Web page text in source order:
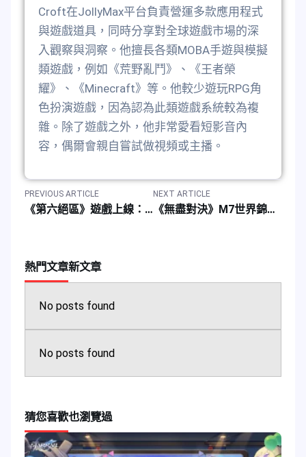
Croft在JollyMax平台負責營運多款應用程式
與遊戲道具，同時分享對全球遊戲市場的深
入觀察與洞察。他擅長各類MOBA手遊與模擬
類遊戲，例如《荒野亂鬥》、《王者榮
耀》、《Minecraft》等。他較少遊玩RPG角
色扮演遊戲，因為認為此類遊戲系統較為複
雜。除了遊戲之外，他非常愛看短影音內
容，偶爾會親自嘗試做視頻或主播。
PREVIOUS ARTICLE
《第六絕區》遊戲上線：玩家儲值活動與折扣優惠全攻略
NEXT ARTICLE
《無盡對決》M7世界錦標賽：賽程、對戰表及比賽時間
熱門文章新文章
No posts found
No posts found
猜您喜歡也瀏覽過